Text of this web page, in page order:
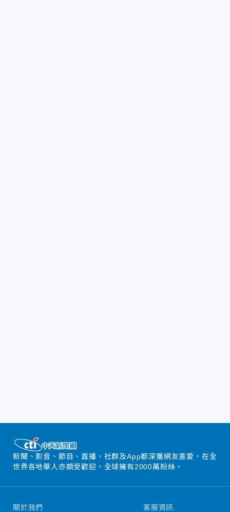
新聞、影音、節目、直播、社群及App都深獲網友喜愛，在全
世界各地華人亦頗受歡迎，全球擁有2000萬粉絲。
關於我們 客服資訊